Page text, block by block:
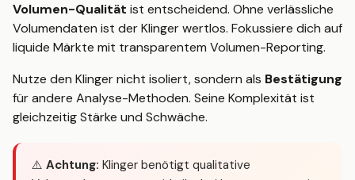
Volumen-Qualität ist entscheidend. Ohne verlässliche
Volumendaten ist der Klinger wertlos. Fokussiere dich auf
liquide Märkte mit transparentem Volumen-Reporting.
Nutze den Klinger nicht isoliert, sondern als Bestätigung
für andere Analyse-Methoden. Seine Komplexität ist
gleichzeitig Stärke und Schwäche.
⚠️ Achtung: Klinger benötigt qualitative